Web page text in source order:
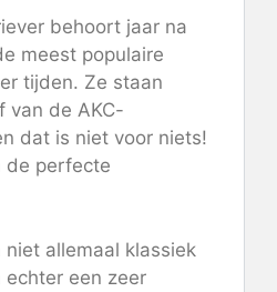
behoort jaar na
meest populaire
tijden. Ze staan
van de AKC-
dat is niet voor niets!
de perfecte
allemaal klassiek
een zeer